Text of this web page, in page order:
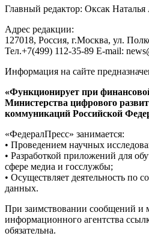
Главный редактор: Оксак Наталья
Адрес редакции:
127018, Россия, г.Москва, ул.
Тел.+7(499) 112-35-89 E-mail:
Информация на сайте
«Функционирует при
Министерства цифрового
коммуникаций Российской
«ФедералПресс» занимается:
• Проведением научных
• Разработкой приложений для
сфере медиа и госслужбы;
• Осуществляет деятельность по
данных.
При заимствовании сообщений и
информационного агентства
обязательна.